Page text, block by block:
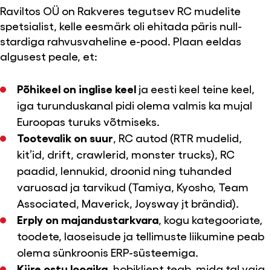
Raviltos OÜ on Rakveres tegutsev RC mudelite
spetsialist, kelle eesmärk oli ehitada päris null-
stardiga rahvusvaheline e-pood. Plaan eeldas
algusest peale, et:
Põhikeel on inglise keelja eesti keel teine keel,
iga turunduskanal pidi olema valmis ka mujal
Euroopas turuks võtmiseks.
Tootevalik on suur , RC autod (RTR mudelid,
kit’id, drift, crawlerid, monster trucks), RC
paadid, lennukid, droonid ning tuhanded
varuosad ja tarvikud (Tamiya, Kyosho, Team
Associated, Maverick, Joysway jt brändid).
Erply on majandustarkvara, kogu kategooriate,
toodete, laoseisude ja tellimuste liikumine peab
olema sünkroonis ERP-süsteemiga.